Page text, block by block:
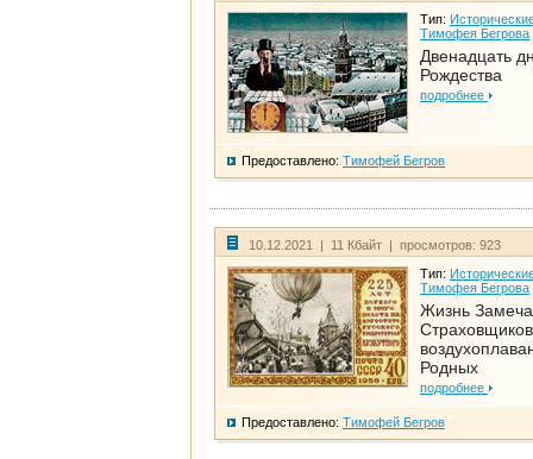
Тип:
Тимофея Бегрова
Двенадцать
Рождества
подробнее
Предоставлено: Тимофей Бегров
10.12.2021 | 11 Кбайт | просмотров: 923
Тип:
Тимофея Бегрова
Жизнь
Родных
подробнее
Предоставлено: Тимофей Бегров